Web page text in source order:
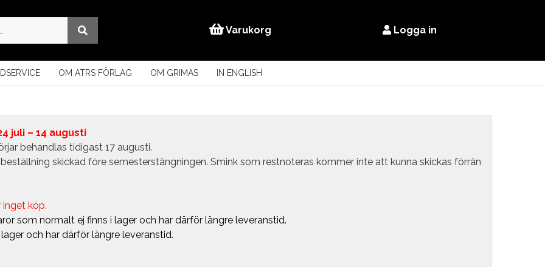
Varukorg Logga in
OM ATRS FÖRLAG OM GRIMAS IN ENGLISH
juli – 14 augusti
behandlas tidigast 17 augusti.
skickad före semesterstängningen. Smink som restnoteras kommer inte att kunna skickas förrän
köp.
som normalt ej finns i lager och har därför längre leveranstid.
och har därför längre leveranstid.